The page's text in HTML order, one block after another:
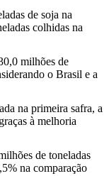
de soja na
colhidas na
milhões de
o Brasil e a
na primeira safra, a
à melhoria
de toneladas
na comparação